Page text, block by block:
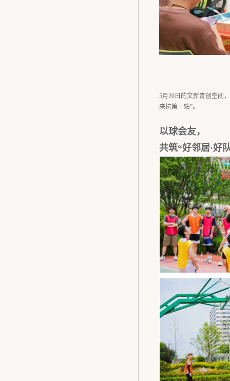
5月20日的文新青创空间
来杭第一站”。
以球会友，
共筑“好邻居·好